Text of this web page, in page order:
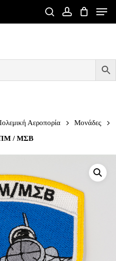
searchaccount
Menu
Αεροπορία
Μονάδες
ΠΜ / ΜΣΒ